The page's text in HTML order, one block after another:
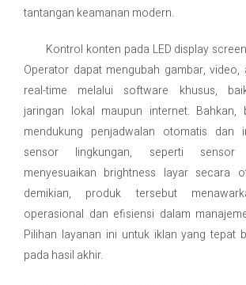
tantangan keamanan modern.
Kontrol konten pada LED display
Operator dapat mengubah gambar, video,
real-time melalui software khusus,
jaringan lokal maupun internet. Bahkan,
mendukung penjadwalan otomatis dan
sensor lingkungan, seperti
menyesuaikan brightness layar secara
demikian, produk tersebut
operasional dan efisiensi dalam
Pilihan layanan ini untuk iklan yang tepat
pada hasil akhir.